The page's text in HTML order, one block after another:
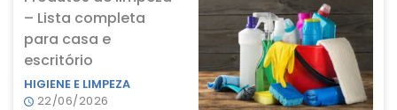
– Lista completa
para casa e
escritório
HIGIENE E LIMPEZA
22/06/2026